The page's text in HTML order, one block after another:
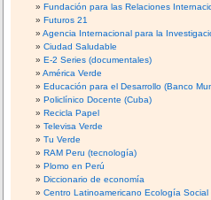
Fundación para las Relaciones
Futuros 21
Agencia Internacional para la
Ciudad Saludable
E-2 Series (documentales)
América Verde
Educación para el Desarrollo (Banco
Policlínico Docente (Cuba)
Recicla Papel
Televisa Verde
Tu Verde
RAM Peru (tecnología)
Plomo en Perú
Diccionario de economía
Centro Latinoamericano Ecología Social